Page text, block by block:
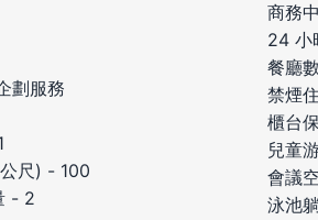
劃服務
尺) - 100
- 2
商務
24 小
餐廳
禁煙
櫃台
兒童
會議
泳池